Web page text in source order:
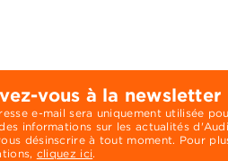
vous à la newsletter
e-mail sera uniquement utilisée
informations sur les actualités
désinscrire à tout moment. Pour
cliquez ici.